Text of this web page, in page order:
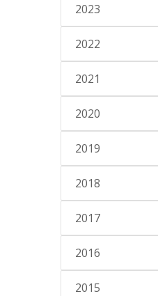
2023
2022
2021
2020
2019
2018
2017
2016
2015